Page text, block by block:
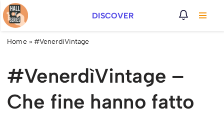
Vai
al
DISCOVER
Home» #VenerdiVintage
#VenerdìVintage –
Che fine hanno fatto